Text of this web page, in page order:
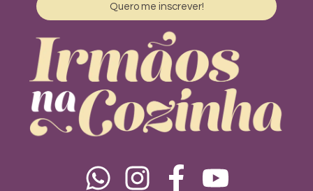
Quero me inscrever!